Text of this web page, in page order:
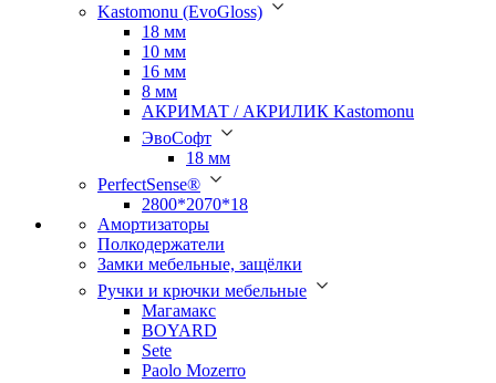
Kastomonu (EvoGloss)
18 мм
10 мм
16 мм
8 мм
АКРИМАТ / АКРИЛИК Kastomonu
ЭвоСофт
18 мм
PerfectSense®
2800*2070*18
Амортизаторы
Полкодержатели
Замки мебельные, защёлки
Ручки и крючки мебельные
Магамакс
BOYARD
Sete
Paolo Mozerro